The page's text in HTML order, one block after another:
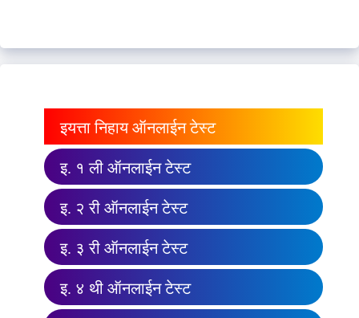
इयत्ता निहाय ऑनलाईन टेस्ट
इ. १ ली ऑनलाईन टेस्ट
इ. २ री ऑनलाईन टेस्ट
इ. ३ री ऑनलाईन टेस्ट
इ. ४ थी ऑनलाईन टेस्ट